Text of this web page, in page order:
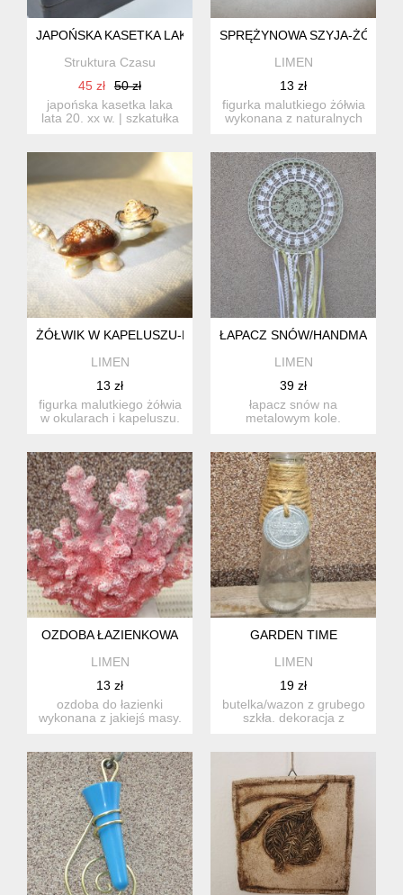
JAPOŃSKA KASETKA LAKA LATA 20. XX W. | SZKATUŁKA NA
Struktura Czasu
45 zł
50 zł
japońska kasetka laka
lata 20. xx w. | szkatułka
SPRĘŻYNOWA SZYJA-ŻÓŁW
LIMEN
13 zł
figurka malutkiego żółwia
wykonana z naturalnych
ŻÓŁWIK W KAPELUSZU-NA SZCĘŚCIE
LIMEN
13 zł
figurka malutkiego żółwia
w okularach i kapeluszu.
ŁAPACZ SNÓW/HANDMADE
LIMEN
39 zł
łapacz snów na
metalowym kole.
OZDOBA ŁAZIENKOWA
LIMEN
13 zł
ozdoba do łazienki
wykonana z jakiejś masy.
GARDEN TIME
LIMEN
19 zł
butelka/wazon z grubego
szkła. dekoracja z